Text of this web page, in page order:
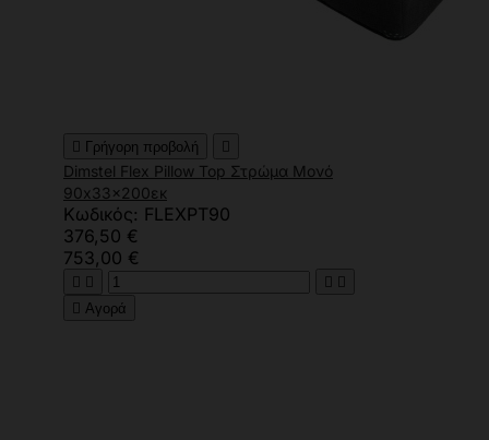
 Γρήγορη προβολή 
Dimstel Flex Pillow Top Στρώμα Μονό
90x33x200εκ
Κωδικός: FLEXPT90
376,50 €
753,00 €
   
 Αγορά